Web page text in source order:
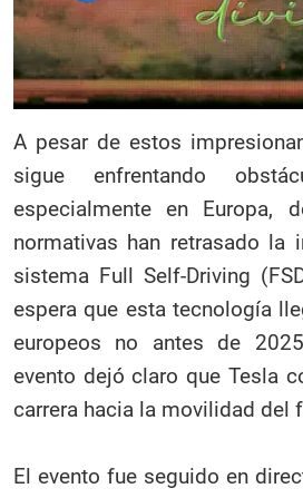
A pesar de estos
sigue enfrentando
especialmente en Europa,
normativas han retrasado la
sistema Full Self-Driving
espera que esta tecnología
europeos no antes de
evento dejó claro que Tesla
carrera hacia la movilidad del
El evento fue seguido en